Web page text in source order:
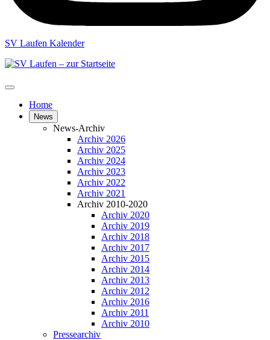
SV Laufen Kalender
Home
News
News-Archiv
Archiv 2026
Archiv 2025
Archiv 2024
Archiv 2023
Archiv 2022
Archiv 2021
Archiv 2010-2020
Archiv 2020
Archiv 2019
Archiv 2018
Archiv 2017
Archiv 2015
Archiv 2014
Archiv 2013
Archiv 2012
Archiv 2016
Archiv 2011
Archiv 2010
Pressearchiv